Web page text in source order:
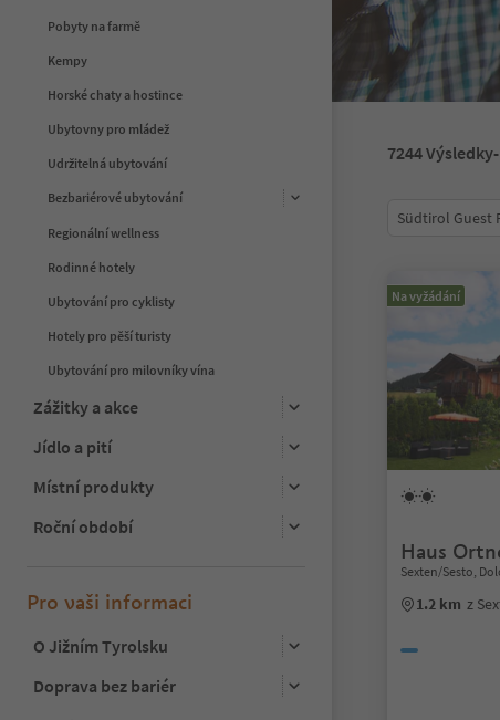
Pobyty na farmě
Kempy
Horské chaty a hostince
Ubytovny pro mládež
Udržitelná ubytování
Bezbariérové ubytování
Regionální wellness
Rodinné hotely
Ubytování pro cyklisty
Hotely pro pěší turisty
Ubytování pro milovníky vína
Zážitky a akce
Jídlo a pití
Místní produkty
Roční období
Pro vaši informaci
O Jižním Tyrolsku
Doprava bez bariér
7244Výsledky
Südtirol Guest
Na vyžádání
Haus
Sexten/Sesto,
1.2 km z